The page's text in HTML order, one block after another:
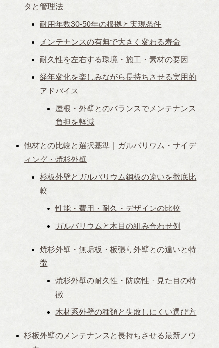
タと管理法
耐用年数30-50年の根拠と実現条件
メンテナンスの有無で大きく変わる寿命
耐久性を左右する環境・施工・素材の要因
経年変化を楽しみながら長持ちさせる実用的
アドバイス
屋根・外壁とのバランスでメンテナンス
負担を軽減
他材との比較と選択基準｜ガルバリウム・サイデ
ィング・焼杉外壁
杉板外壁とガルバリウム鋼板の違いを徹底比
較
性能・費用・耐久・デザインの比較
ガルバリウムと木目の組み合わせ例
焼杉外壁・無垢板・板張り外壁との違いと特
徴
焼杉外壁の耐久性・防腐性・見た目の特
徴
木材系外壁の種類と失敗しにくい選び方
杉板外壁のメンテナンスと長持ちさせる最新ノウ